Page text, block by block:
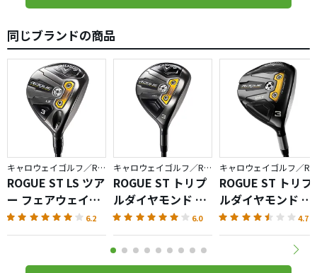
同じブランドの商品
キャロウェイゴルフ／ROGUE ST
ROGUE ST LS ツア
ー フェアウェイウ
ッド
6.2
キャロウェイゴルフ／ROGUE ST
ROGUE ST トリプ
ルダイヤモンド フ
ェアウェイウッド
6.0
ROGUE ST トリプ
ルダイヤモンド T
フェアウェイウッ
ド
4.7